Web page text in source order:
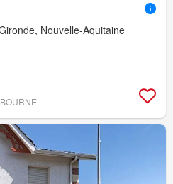
Nouvelle-Aquitaine